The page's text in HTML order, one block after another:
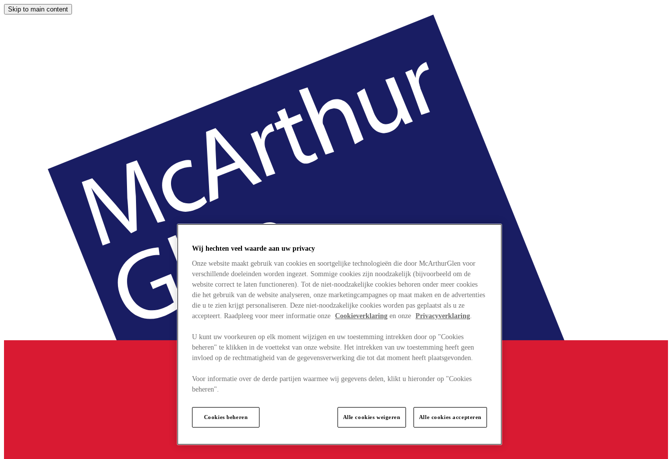
Skip to main content
Wij hechten veel waarde aan uw privacy
Onze website maakt gebruik van cookies en soortgelijke technologieën die door McArthurGlen voor
verschillende doeleinden worden ingezet. Sommige cookies zijn noodzakelijk (bijvoorbeeld om de
website correct te laten functioneren). Tot de niet-noodzakelijke cookies behoren onder meer cookies
die het gebruik van de website analyseren, onze marketingcampagnes op maat maken en de advertenties
die u te zien krijgt personaliseren. Deze niet-noodzakelijke cookies worden pas geplaatst als u ze
accepteert. Raadpleeg voor meer informatie onze Cookieverklaring en onze Privacyverklaring.
U kunt uw voorkeuren op elk moment wijzigen en uw toestemming intrekken door op "Cookies
beheren" te klikken in de voettekst van onze website. Het intrekken van uw toestemming heeft geen
invloed op de rechtmatigheid van de gegevensverwerking die tot dat moment heeft plaatsgevonden.
Voor informatie over de derde partijen waarmee wij gegevens delen, klikt u hieronder op "Cookies
beheren".
Cookies beheren Alle cookies weigeren Alle cookies accepteren